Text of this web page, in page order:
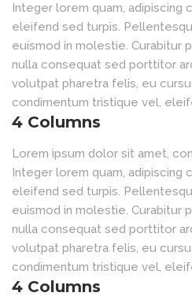
Integer lorem quam, adipiscing
eleifend sed turpis.
euismod in molestie. Curabitur
nulla consequat sed porttitor
volutpat pharetra felis, eu
condimentum tristique vel,
4 Columns
Lorem ipsum dolor sit amet,
Integer lorem quam, adipiscing
eleifend sed turpis.
euismod in molestie. Curabitur
nulla consequat sed porttitor
volutpat pharetra felis, eu
condimentum tristique vel,
4 Columns